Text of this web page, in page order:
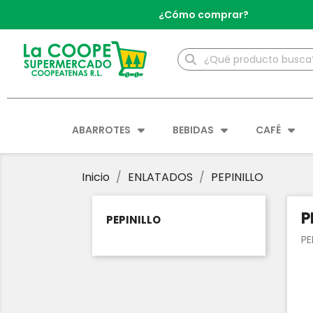
¿Cómo comprar?
ABARROTES BEBIDAS CAFÉ
Inicio ENLATADOS PEPINILLO
PEPINILLO